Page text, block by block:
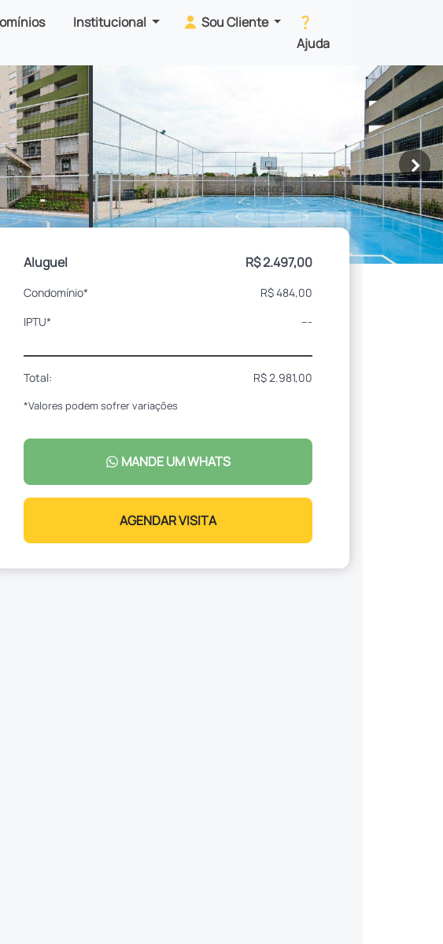
Institucional
Sou Cliente
Ajuda
>
Aluguel R$ 2.497,00
Condomínio*
R$ 484,00
IPTU*
---
Total: R$ 2.981,00
*Valores podem sofrer variações
MANDE UM WHATS
AGENDAR VISITA